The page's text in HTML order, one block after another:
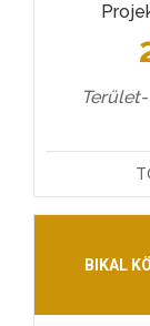
BIKAL